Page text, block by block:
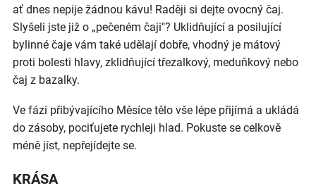
ať dnes nepije žádnou kávu! Raději si dejte ovocný čaj.
Slyšeli jste již o „pečeném čaji"? Uklidňující a posilující
bylinné čaje vám také udělají dobře, vhodný je mátový
proti bolesti hlavy, zklidňující třezalkový, meduňkový nebo
čaj z bazalky.
Ve fázi přibývajícího Měsíce tělo vše lépe přijímá a ukládá
do zásoby, pociťujete rychleji hlad. Pokuste se celkově
méně jíst, nepřejídejte se.
KRÁSA